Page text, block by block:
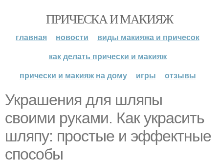
ПРИЧЕСКА И МАКИЯЖ
главная новости
виды макияжа и причесок
как делать прически и макияж
прически и макияж на дому
игры отзывы
Украшения для шляпы
своими руками. Как украсить
шляпу: простые и эффектные
способы